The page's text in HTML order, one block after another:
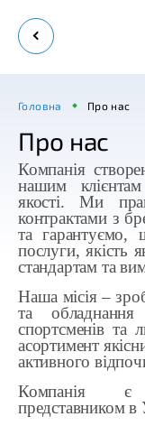
Головна Про нас
Про нас
Компанія
нашим
якості. Ми
контрактами з
та гарантуємо,
послуги, якість
стандартам та
Наша місія –
та
спортсменів та
асортимент
активного
Компанія є
представником в